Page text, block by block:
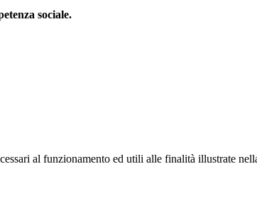
sociale.
al funzionamento ed utili alle finalità illustrate